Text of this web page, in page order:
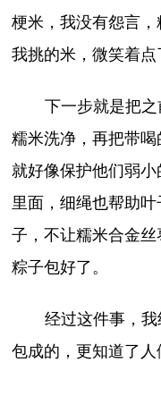
梗米，我没有怨言
我挑的米，微笑着点
下一步就是把
糯米洗净，再把带
就好像保护他们弱
里面，细绳也帮助
子，不让糯米合金
粽子包好了。
经过这件事，
包成的，更知道了